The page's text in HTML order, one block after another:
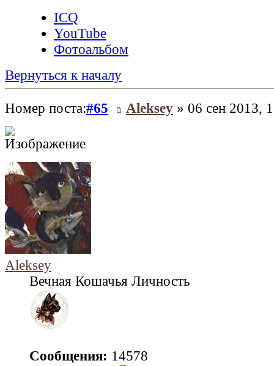
ICQ
YouTube
Фотоальбом
Вернуться к началу
Номер поста:#65 Aleksey » 06 сен 2013,
Aleksey
Вечная Кошачья Личность
Сообщения: 14578